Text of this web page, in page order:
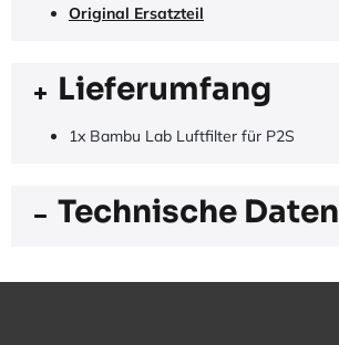
Original Ersatzteil
Lieferumfang
1x Bambu Lab Luftfilter für P2S
Technische Daten